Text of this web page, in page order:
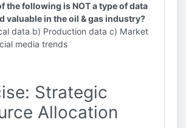
the following is NOT a type of data
valuable in the oil & gas industry?
data b) Production data c) Market
media trends
Strategic
Allocation